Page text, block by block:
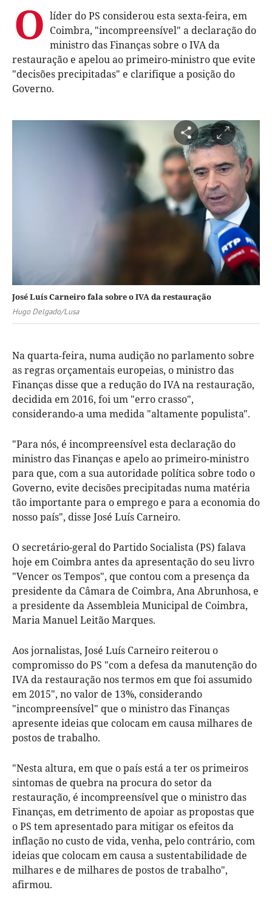
O líder do PS considerou esta sexta-feira, em
Coimbra, "incompreensível" a declaração do
ministro das Finanças sobre o IVA da
restauração e apelou ao primeiro-ministro que evite
"decisões precipitadas" e clarifique a posição do
Governo.
José Luís Carneiro fala sobre o IVA da restauração
Hugo Delgado/Lusa
Na quarta-feira, numa audição no parlamento sobre
as regras orçamentais europeias, o ministro das
Finanças disse que a redução do IVA na restauração,
decidida em 2016, foi um "erro crasso",
considerando-a uma medida "altamente populista".
"Para nós, é incompreensível esta declaração do
ministro das Finanças e apelo ao primeiro-ministro
para que, com a sua autoridade política sobre todo o
Governo, evite decisões precipitadas numa matéria
tão importante para o emprego e para a economia do
nosso país", disse José Luís Carneiro.
O secretário-geral do Partido Socialista (PS) falava
hoje em Coimbra antes da apresentação do seu livro
"Vencer os Tempos", que contou com a presença da
presidente da Câmara de Coimbra, Ana Abrunhosa, e
a presidente da Assembleia Municipal de Coimbra,
Maria Manuel Leitão Marques.
Aos jornalistas, José Luís Carneiro reiterou o
compromisso do PS "com a defesa da manutenção do
IVA da restauração nos termos em que foi assumido
em 2015", no valor de 13%, considerando
"incompreensível" que o ministro das Finanças
apresente ideias que colocam em causa milhares de
postos de trabalho.
"Nesta altura, em que o país está a ter os primeiros
sintomas de quebra na procura do setor da
restauração, é incompreensível que o ministro das
Finanças, em detrimento de apoiar as propostas que
o PS tem apresentado para mitigar os efeitos da
inflação no custo de vida, venha, pelo contrário, com
ideias que colocam em causa a sustentabilidade de
milhares e de milhares de postos de trabalho",
afirmou.